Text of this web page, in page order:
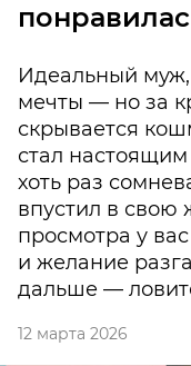
Идеальный
мечты — но за
скрывается
стал настоящим
хоть раз
впустил в свою
просмотра у
и желание
дальше —
12 марта 2026